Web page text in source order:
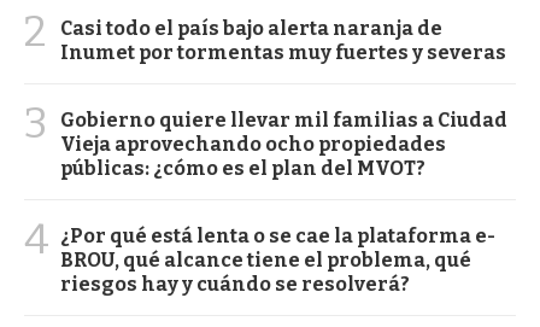
2
Casi todo el país bajo alerta naranja de
Inumet por tormentas muy fuertes y severas
3
Gobierno quiere llevar mil familias a Ciudad
Vieja aprovechando ocho propiedades
públicas: ¿cómo es el plan del MVOT?
4 ¿Por qué está lenta o se cae la plataforma e-
BROU, qué alcance tiene el problema, qué
riesgos hay y cuándo se resolverá?